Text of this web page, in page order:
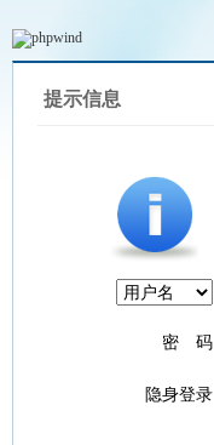
提示信息
密 码
隐身登录